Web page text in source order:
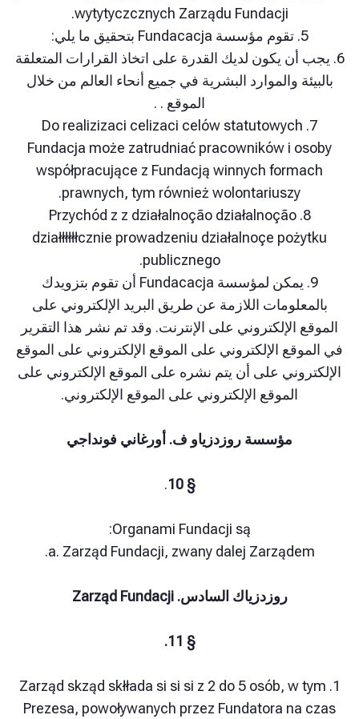
wytytyczcznych Zarządu Fundacji.
يكون لديك القدرة على اتخاذ القرارات المتعلقة
والموارد البشرية في جميع أنحاء العالم من خلال
7. Do realizizaci celizaci celów statutowych
Fundacja może zatrudniać pracowników i
współpracujące z Fundacją winnych
prawnych, tym również wolontariuszy.
8. Przychód z z działalnoção działalnoção
działłłłłłcznie prowadzeniu działalnoçe
publicznego.
9. يمكن لمؤسسة Fundacacja أن تقوم بتزويدك
اللازمة عن طريق البريد الإلكتروني على
الإلكتروني على الإنترنت. وقد تم نشر هذا التقرير
الإلكتروني على الموقع الإلكتروني على الموقع
على أن يتم نشره على الموقع الإلكتروني على
الموقع الإلكتروني على الموقع الإلكتروني.
مؤسسة روزدزياو ف. أورغاني فونداجي
Organami Fundacji są:
a. Zarząd Fundacji, zwany dalej
روزدزياك السادس. Zarząd Fundacji
1. Zarząd skząd skłłada si si si z 2 do 5 osób,
Prezesa, powoływanych przez Fundatora